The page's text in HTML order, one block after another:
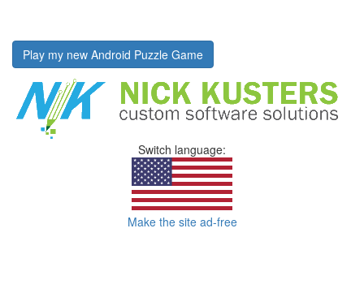
Play my new Android Puzzle Game
Switch language:
Make the site ad-free